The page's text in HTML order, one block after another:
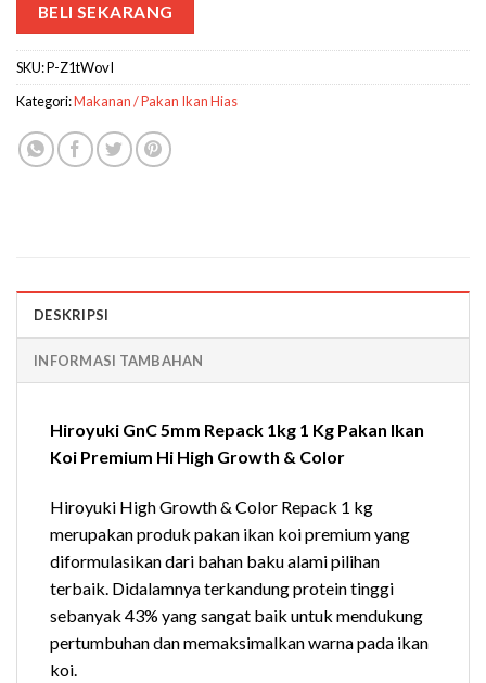
BELI SEKARANG
SKU:P-Z1tWovI
Kategori:Makanan / Pakan Ikan Hias
DESKRIPSI
INFORMASI TAMBAHAN
Hiroyuki GnC 5mm Repack 1kg 1 Kg Pakan Ikan
Koi Premium Hi High Growth & Color
Hiroyuki High Growth & Color Repack 1 kg
merupakan produk pakan ikan koi premium yang
diformulasikan dari bahan baku alami pilihan
terbaik. Didalamnya terkandung protein tinggi
sebanyak 43% yang sangat baik untuk mendukung
pertumbuhan dan memaksimalkan warna pada ikan
koi.